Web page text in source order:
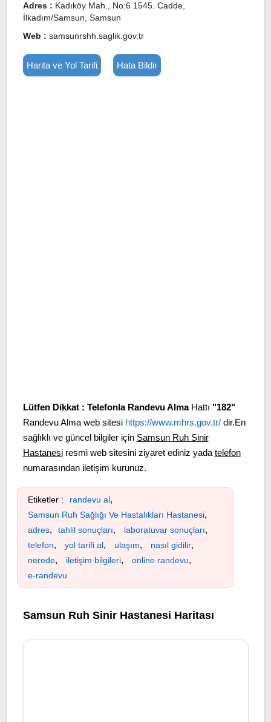
Adres : Kadıköy Mah., No:6 1545. Cadde,
İlkadım/Samsun, Samsun
Web : samsunrshh.saglik.gov.tr
Harita ve Yol Tarifi Hata Bildir
Lütfen Dikkat : Telefonla Randevu AlmaHattı "182"
Randevu Alma web sitesi https://www.mhrs.gov.tr/dir.En
sağlıklı ve güncel bilgiler için Samsun Ruh Sinir
Hastanesiresmi web sitesini ziyaret ediniz yada telefon
numarasından iletişim kurunuz.
Etiketler : randevu al,
Samsun Ruh Sağlığı Ve Hastalıkları Hastanesi,
adres, tahlil sonuçları, laboratuvar sonuçları,
telefon, yol tarifi al, ulaşım, nasıl gidilir,
nerede, iletişim bilgileri, online randevu,
e-randevu
Samsun Ruh Sinir Hastanesi Haritası